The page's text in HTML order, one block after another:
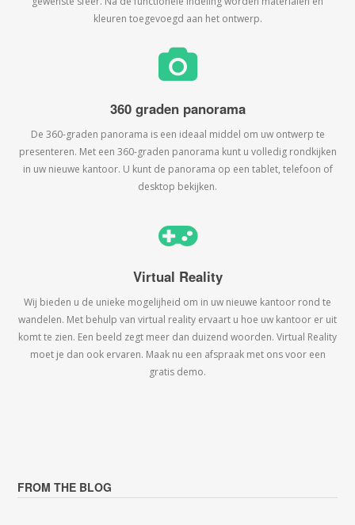
kleuren toegevoegd aan het ontwerp.
360 graden panorama
De 360-graden panorama is een ideaal middel om uw ontwerp te
presenteren. Met een 360-graden panorama kunt u volledig rondkijken
in uw nieuwe kantoor. U kunt de panorama op een tablet, telefoon of
desktop bekijken.
Virtual Reality
Wij bieden u de unieke mogelijheid om in uw nieuwe kantoor rond te
wandelen. Met behulp van virtual reality ervaart u hoe uw kantoor er uit
komt te zien. Een beeld zegt meer dan duizend woorden. Virtual Reality
moet je dan ook ervaren. Maak nu een afspraak met ons voor een
gratis demo.
FROM THE BLOG